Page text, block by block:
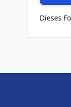
Dieses